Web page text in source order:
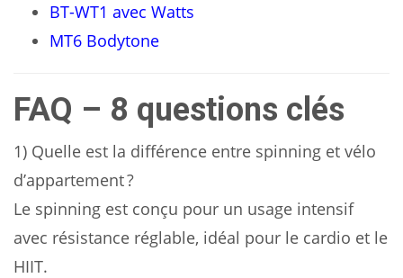
BT-WT1 avec Watts
MT6 Bodytone
FAQ – 8 questions clés
1) Quelle est la différence entre spinning et vélo
d’appartement ?
Le spinning est conçu pour un usage intensif
avec résistance réglable, idéal pour le cardio et le
HIIT.